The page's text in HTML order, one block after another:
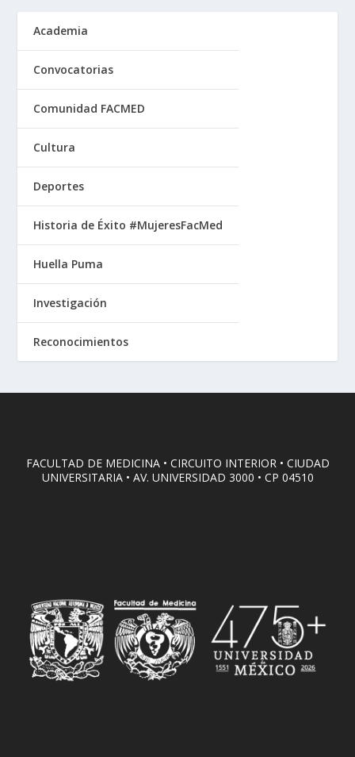
Academia
Convocatorias
Comunidad FACMED
Cultura
Deportes
Historia de Éxito #MujeresFacMed
Huella Puma
Investigación
Reconocimientos
FACULTAD DE MEDICINA • CIRCUITO INTERIOR • CIUDAD
UNIVERSITARIA • AV. UNIVERSIDAD 3000 • CP 04510